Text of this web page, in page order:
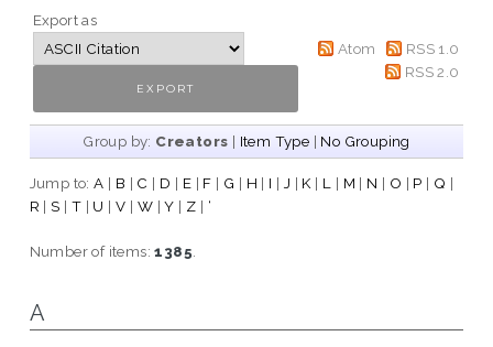
Export as
Atom
RSS 1.0
RSS 2.0
Group by: Creators | Item Type | No Grouping
Jump to:A | B | C | D | E | F | G | H | I | J | K | L | M | N | O | P | Q |
R |S | T | U |V | W |Y | Z | ‘
Number of items:1385
A